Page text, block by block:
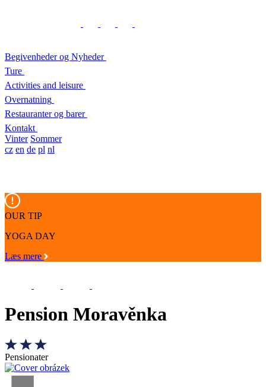
Begivenheder og Nyheder
Ture
Activities and leisure
Overnatning
Restauranter og barer
Kontakt
Vinter Sommer
cz en de pl nl
OUR TIP
YOGA DAY
Læs mere
Pension Moravěnka
Pensionater